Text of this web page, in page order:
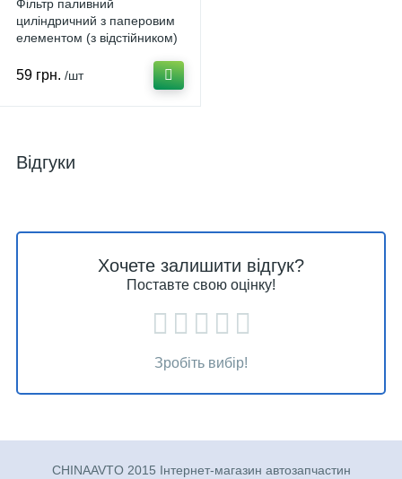
Фільтр паливний
циліндричний з паперовим
елементом (з відстійником)
59 грн. /шт
Відгуки
Хочете залишити відгук?
Поставте свою оцінку!
Зробіть вибір!
CHINAAVTO 2015 Інтернет-магазин автозапчастин